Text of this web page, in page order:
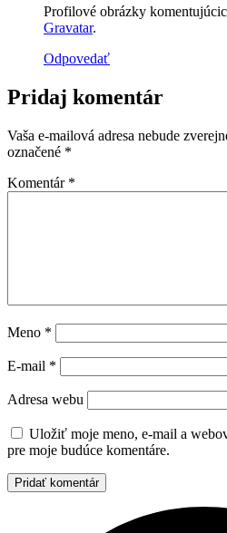
Profilové obrázky
Gravatar.
Odpovedať
Pridaj komentár
Vaša e-mailová adresa nebude
označené *
Komentár *
Meno *
E-mail *
Adresa webu
Uložiť moje meno, e-mail a
pre moje budúce komentáre.
Nevyhnutné
Tieto súbory
cookie nie sú
voliteľné. Sú
potrebné pre
fungovanie
webovej
mohli
funkčnosť
webovej
základe
používania
webovej